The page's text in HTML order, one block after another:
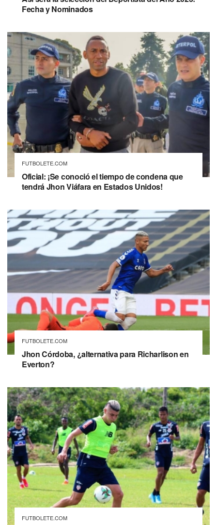
Fecha y Nominados
FUTBOLETE.COM
Oficial: ¡Se conoció el tiempo de condena que
tendrá Jhon Viáfara en Estados Unidos!
FUTBOLETE.COM
Jhon Córdoba, ¿alternativa para Richarlison en
Everton?
FUTBOLETE.COM